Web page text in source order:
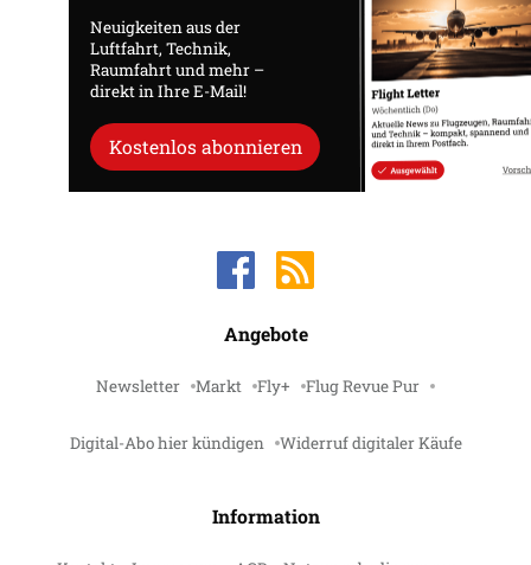
Neuigkeiten aus der
Luftfahrt, Technik,
Raumfahrt und mehr –
direkt in Ihre E-Mail!
Kostenlos abonnieren
Angebote
Newsletter Markt Fly+ Flug Revue Pur
Digital-Abo hier kündigen Widerruf digitaler Käufe
Information